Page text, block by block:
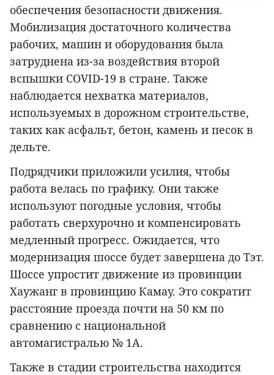
обеспечения безопасности движения.
Мобилизация достаточного количества
рабочих, машин и оборудования была
затруднена из-за воздействия второй
вспышки COVID-19 в стране. Также
наблюдается нехватка материалов,
используемых в дорожном строительстве,
таких как асфальт, бетон, камень и песок в
дельте.
Подрядчики приложили усилия, чтобы
работа велась по графику. Они также
используют погодные условия, чтобы
работать сверхурочно и компенсировать
медленный прогресс. Ожидается, что
модернизация шоссе будет завершена до Тэт.
Шоссе упростит движение из провинции
Хаужанг в провинцию Камау. Это сократит
расстояние проезда почти на 50 км по
сравнению с национальной
автомагистралью № 1А.
Также в стадии строительства находится